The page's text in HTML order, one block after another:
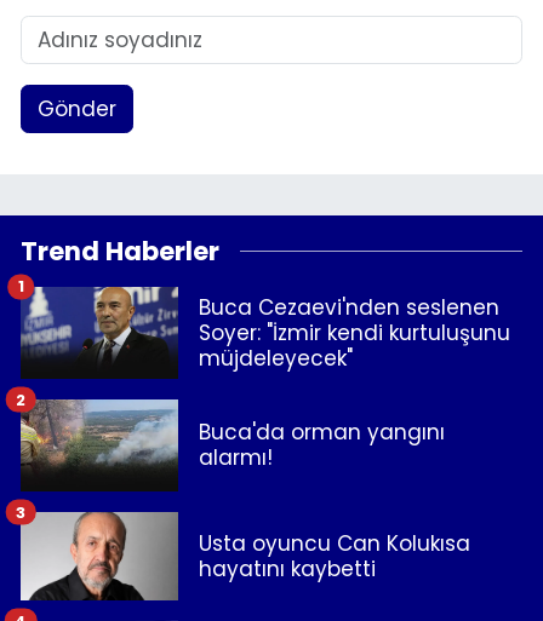
Gönder
Trend Haberler
Buca Cezaevi'nden seslenen
Soyer: "İzmir kendi kurtuluşunu
müjdeleyecek"
1
Buca'da orman yangını
alarmı!
2
Usta oyuncu Can Kolukısa
hayatını kaybetti
3